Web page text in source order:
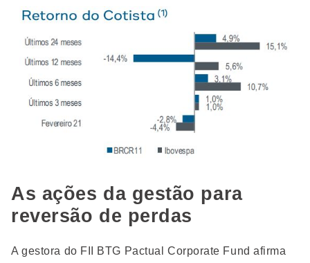
As ações da gestão para
reversão de perdas
A gestora do FII BTG Pactual Corporate Fund afirma